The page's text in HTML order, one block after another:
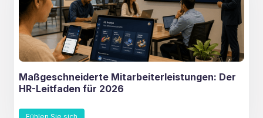
Maßgeschneiderte Mitarbeiterleistungen: Der
HR-Leitfaden für 2026